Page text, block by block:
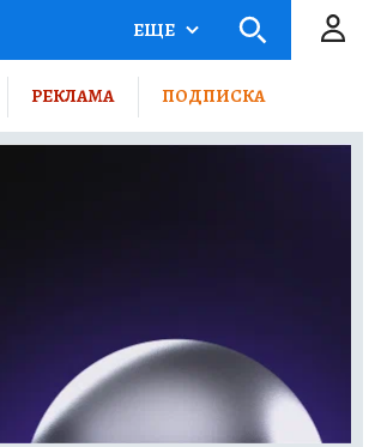
ЕЩЕ
РЕКЛАМА ПОДПИСКА